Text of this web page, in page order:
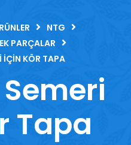
NTG
PARÇALAR
İÇIN KÖR TAPA
Tapa